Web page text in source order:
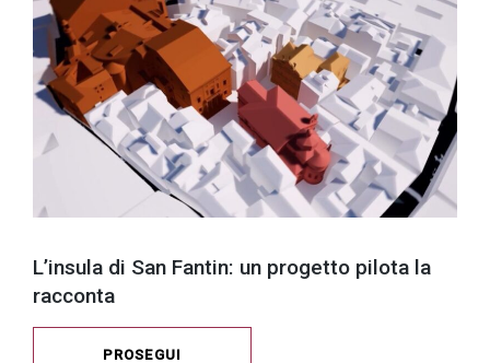
L’insula di San Fantin: un progetto pilota la
racconta
PROSEGUI